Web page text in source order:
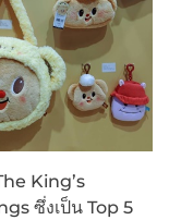
King’s
ซึ่งเป็น Top 5